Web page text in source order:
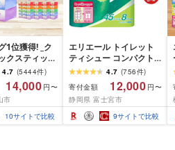
1位獲得! _ク
クスティッシ
220組(440
り×12セット)_
ティッシュ
用品 常備品
とめ買い [配
:離島・沖縄
4.7 (5444件)
14,000 円〜
市
10サイトで比較
エリエール トイレット
ティシュー コンパクト
ダブル [選べるロール
数:32・64 ロール] 1.5倍
巻 45m トイレットペー
パー ダブル パルプ100%
香りつき 日用品 消耗品
備蓄 ふるさと納税 ふる
4.7 (756件)
寄付金額
12,000 円〜
静岡県 富士宮市
9サイトで比較